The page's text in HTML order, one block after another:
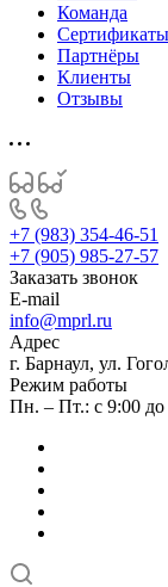
Команда
Партнёры
Клиенты
Отзывы
+7 (983) 354-46-51
+7 (905) 985-27-57
Заказать звонок
E-mail
info@mprl.ru
Адрес
г. Барнаул, ул.
Режим работы
Пн. – Пт.: с 9:00 до